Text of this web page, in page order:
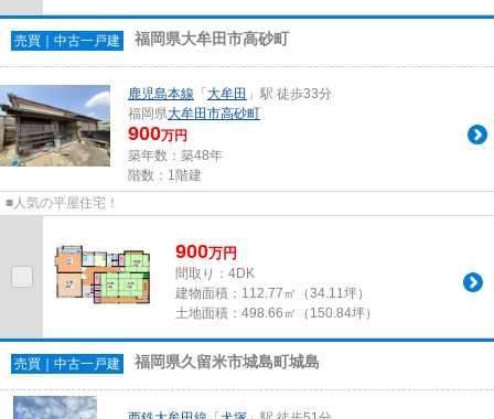
売買｜中古一戸建 福岡県大牟田市高砂町
鹿児島本線 「 大牟田 」駅 徒歩33分
福岡県大牟田市高砂町
900万円
築年数：築48年
階数：1階建
■人気の平屋住宅！
900万円
間取り：4DK
建物面積： 112.77㎡（34.11坪）
土地面積： 498.66㎡（150.84坪）
売買｜中古一戸建 福岡県久留米市城島町城島